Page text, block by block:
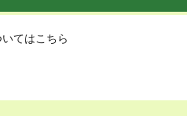
てはこちら